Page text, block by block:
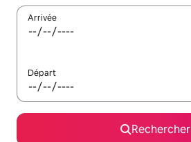
Arrivée
Départ
Rechercher